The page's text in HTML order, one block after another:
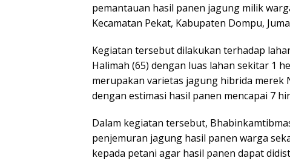
pemantauan hasil panen jagung milik
Kecamatan Pekat, Kabupaten Dompu,
Kegiatan tersebut dilakukan terhadap
Halimah (65) dengan luas lahan sekitar 1
merupakan varietas jagung hibrida merek
dengan estimasi hasil panen mencapai 7
Dalam kegiatan tersebut,
penjemuran jagung hasil panen warga
kepada petani agar hasil panen dapat